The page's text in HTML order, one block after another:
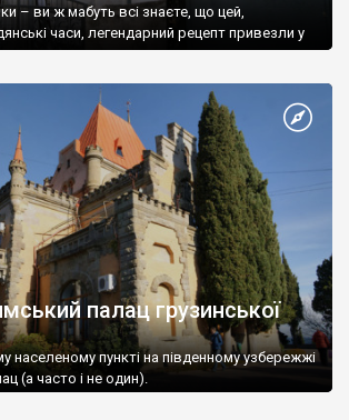
– ви ж мабуть всі знаєте, що цей,
часи, легендарний рецепт привезли у
палац грузинської
населеному пункті на південному узбережжі
(а часто і не один).